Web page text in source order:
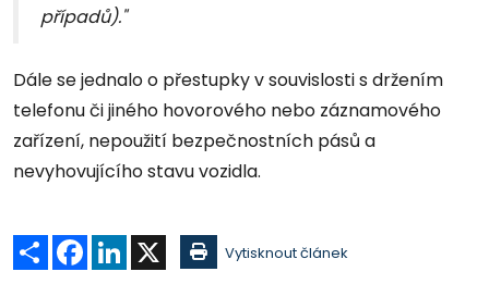
případů)."
Dále se jednalo o přestupky v souvislosti s držením
telefonu či jiného hovorového nebo záznamového
zařízení, nepoužití bezpečnostních pásů a
nevyhovujícího stavu vozidla.
Sdílet Facebook
LinkedIn Vytisknout článek